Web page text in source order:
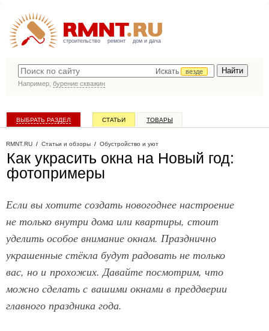
строительство ремонт дом и дача
Искать
везде
Например, бурение скважин
ВЫБРАТЬ РАЗДЕЛ СТАТЬИ ТОВАРЫ
RMNT.RU / Статьи и обзоры / Обустройство и уют
Как украсить окна на Новый год:
фотопримеры
Если вы хотите создать новогоднее настроение
не только внутри дома или квартиры, стоит
уделить особое внимание окнам. Празднично
украшенные стёкла будут радовать не только
вас, но и прохожих. Давайте посмотрим, что
можно сделать с вашими окнами в преддверии
главного праздника года.